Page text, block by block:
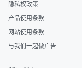
隐私权政策
产品使用条款
网站使用条款
与我们一起做广告